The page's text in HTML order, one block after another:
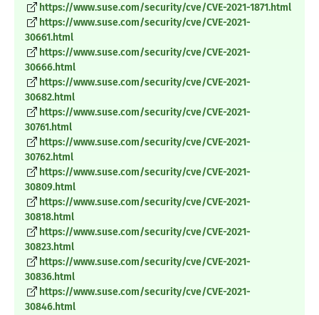
https://www.suse.com/security/cve/CVE-2021-1871.html
https://www.suse.com/security/cve/CVE-2021-
30661.html
https://www.suse.com/security/cve/CVE-2021-
30666.html
https://www.suse.com/security/cve/CVE-2021-
30682.html
https://www.suse.com/security/cve/CVE-2021-
30761.html
https://www.suse.com/security/cve/CVE-2021-
30762.html
https://www.suse.com/security/cve/CVE-2021-
30809.html
https://www.suse.com/security/cve/CVE-2021-
30818.html
https://www.suse.com/security/cve/CVE-2021-
30823.html
https://www.suse.com/security/cve/CVE-2021-
30836.html
https://www.suse.com/security/cve/CVE-2021-
30846.html